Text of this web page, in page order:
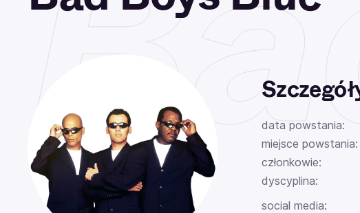
data powstania:
miejsce powstania:
członkowie:
dyscyplina:
social media: